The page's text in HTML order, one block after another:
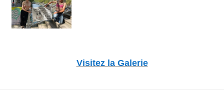
Visitez la Galerie